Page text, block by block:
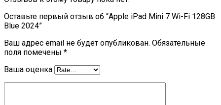
Оставьте первый отзыв об “Apple iPad Mini 7 Wi-Fi 128GB
Blue 2024”
Ваш адрес email не будет опубликован. Обязательные
поля помечены *
Ваша оценка